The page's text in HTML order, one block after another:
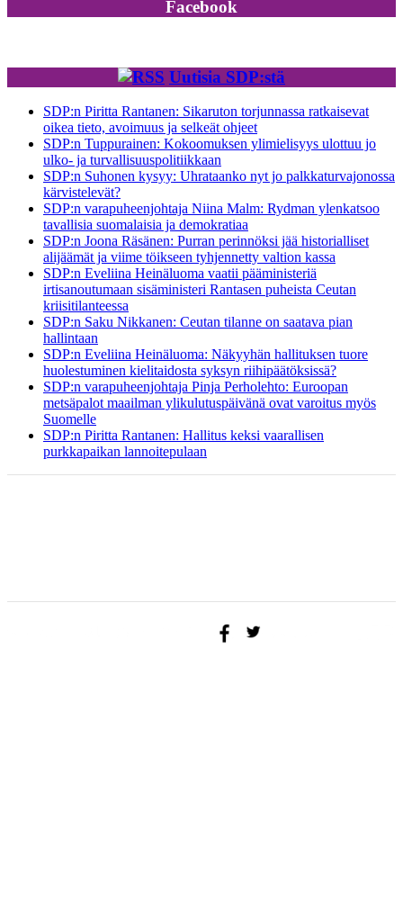
Facebook
Uutisia SDP:stä
SDP:n Piritta Rantanen: Sikaruton torjunnassa ratkaisevat
oikea tieto, avoimuus ja selkeät ohjeet
SDP:n Tuppurainen: Kokoomuksen ylimielisyys ulottuu jo
ulko- ja turvallisuuspolitiikkaan
SDP:n Suhonen kysyy: Uhrataanko nyt jo palkkaturvajonossa
kärvistelevät?
SDP:n varapuheenjohtaja Niina Malm: Rydman ylenkatsoo
tavallisia suomalaisia ja demokratiaa
SDP:n Joona Räsänen: Purran perinnöksi jää historialliset
alijäämät ja viime töikseen tyhjennetty valtion kassa
SDP:n Eveliina Heinäluoma vaatii pääministeriä
irtisanoutumaan sisäministeri Rantasen puheista Ceutan
kriisitilanteessa
SDP:n Saku Nikkanen: Ceutan tilanne on saatava pian
hallintaan
SDP:n Eveliina Heinäluoma: Näkyyhän hallituksen tuore
huolestuminen kielitaidosta syksyn riihipäätöksissä?
SDP:n varapuheenjohtaja Pinja Perholehto: Euroopan
metsäpalot maailman ylikulutuspäivänä ovat varoitus myös
Suomelle
SDP:n Piritta Rantanen: Hallitus keksi vaarallisen
purkkapaikan lannoitepulaan